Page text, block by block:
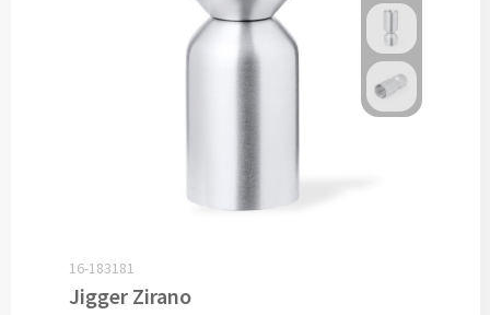
Notitieboekjes bedrukken
Documentmappen bedrukken
16-183181
Jigger Zirano